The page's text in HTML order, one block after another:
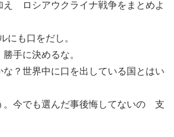
え ロシアウクライナ戦争をまとめよ
にも口をだし。
手に決めるな。
な？世界中に口を出している国とはい
。今でも選んだ事後悔してないの 支